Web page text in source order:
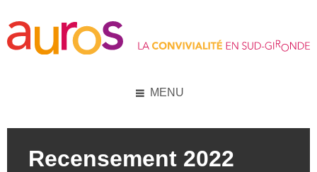
content
left
sidebar
right
sidebar
footer
MENU
Recensement 2022